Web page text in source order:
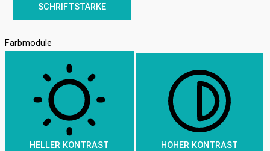
SCHRIFTSTÄRKE
Farbmodule
HELLER KONTRAST HOHER KONTRAST